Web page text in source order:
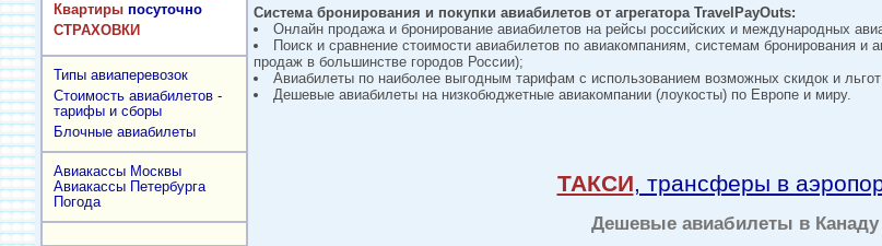
Квартиры посуточно
СТРАХОВКИ
Типы авиаперевозок
Стоимость авиабилетов -
тарифы и сборы
Блочные авиабилеты
Авиакассы Москвы
Авиакассы Петербурга
Погода
Система бронирования и покупки авиабилетов от агрегатора TravelPayOuts:
Онлайн продажа и бронирование авиабилетов на рейсы российских и международных
Поиск и сравнение стоимости авиабилетов по авиакомпаниям, системам бронирования и
продаж в большинстве городов России);
Авиабилеты по наиболее выгодным тарифам с использованием возможных скидок и
Дешевые авиабилеты на низкобюджетные авиакомпании (лоукосты) по Европе и миру.
ТАКСИ, трансферы в
Дешевые авиабилеты в Канаду